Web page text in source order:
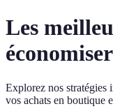
Les
Explorez nos stratégies
vos achats en boutique